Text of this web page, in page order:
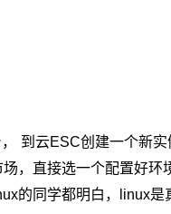
到云ESC创建一个新
，直接选一个配置好环
的同学都明白， linux是